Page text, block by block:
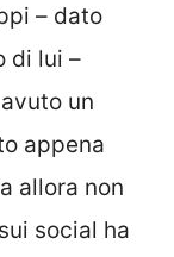
– dato
di lui –
un
appena
allora non
social ha